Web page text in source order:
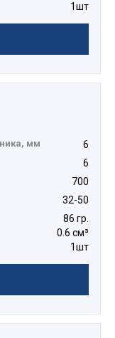
1шт
мм 6
6
700
32-50
86 гр.
0.6 см³
1шт